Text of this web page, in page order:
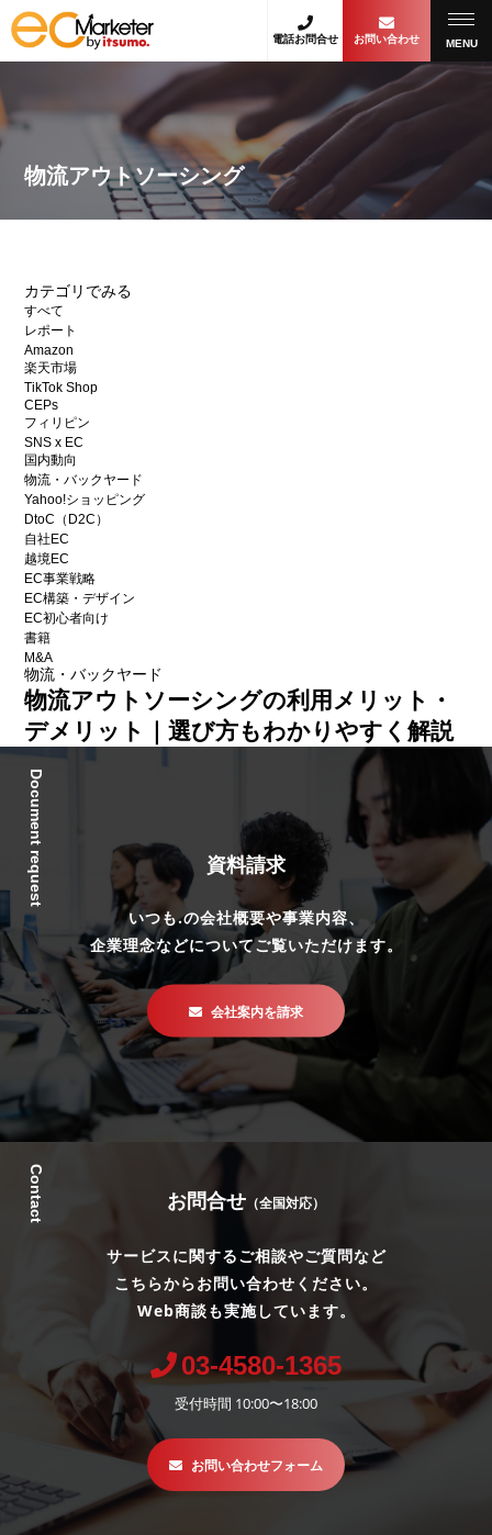
電話お問合せ お問い合わせ MENU
物流アウトソーシング
カテゴリでみる
すべて
レポート
Amazon
楽天市場
TikTok Shop
CEPs
フィリピン
SNS x EC
国内動向
物流・バックヤード
Yahoo!ショッピング
DtoC（D2C）
自社EC
越境EC
EC事業戦略
EC構築・デザイン
EC初心者向け
書籍
M&A
物流・バックヤード
物流アウトソーシングの利用メリット・
デメリット｜選び方もわかりやすく解説
Document request 資料請求
いつも.の会社概要や事業内容、
企業理念などについてご覧いただけます。
会社案内を請求
Contact お問合せ （全国対応）
サービスに関するご相談やご質問など
こちらからお問い合わせください。
Web商談も実施しています。
03-4580-1365
受付時間 10:00〜18:00
お問い合わせフォーム